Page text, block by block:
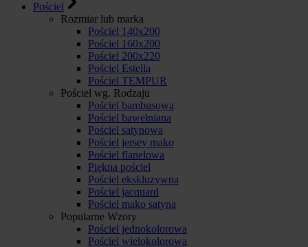
Pościel
Rozmiar lub marka
Pościel 140x200
Pościel 160x200
Pościel 200x220
Pościel Estella
Pościel TEMPUR
Pościel wg. Rodzaju
Pościel bambusowa
Pościel bawełniana
Pościel satynowa
Pościel jersey mako
Pościel flanelowa
Piękna pościel
Pościel ekskluzywna
Pościel jacquard
Pościel mako satyna
Popularne Wzory
Pościel jednokolorowa
Pościel wielokolorowa